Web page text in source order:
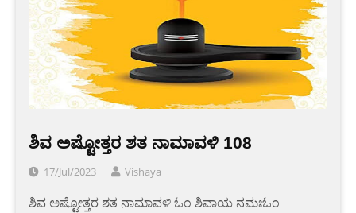
ಶಿವ ಅಷ್ಟೋತ್ತರ ಶತ ನಾಮಾವಳಿ 108
17/Jul/2023 Vishaya
ಶಿವ ಅಷ್ಟೋತ್ತರ ಶತ ನಾಮಾವಳಿ ಓಂ ಶಿವಾಯ ನಮಃಓಂ